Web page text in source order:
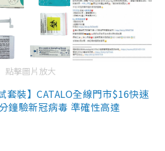
點擊圖片放大
套裝】CATALO全線門市$16快速
鐘驗新冠病毒 準確性高達